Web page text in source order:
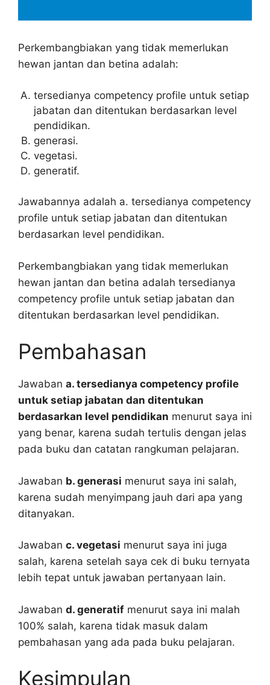
Perkembangbiakan yang tidak memerlukan
hewan jantan dan betina adalah:
tersedianya competency profile untuk setiap
jabatan dan ditentukan berdasarkan level
pendidikan.
generasi.
vegetasi.
generatif.
Jawabannya adalah a. tersedianya competency
profile untuk setiap jabatan dan ditentukan
berdasarkan level pendidikan.
Perkembangbiakan yang tidak memerlukan
hewan jantan dan betina adalah tersedianya
competency profile untuk setiap jabatan dan
ditentukan berdasarkan level pendidikan.
Pembahasan
Jawaban a. tersedianya competency profile
untuk setiap jabatan dan ditentukan
berdasarkan level pendidikan menurut saya ini
yang benar, karena sudah tertulis dengan jelas
pada buku dan catatan rangkuman pelajaran.
Jawaban b. generasi menurut saya ini salah,
karena sudah menyimpang jauh dari apa yang
ditanyakan.
Jawaban c. vegetasi menurut saya ini juga
salah, karena setelah saya cek di buku ternyata
lebih tepat untuk jawaban pertanyaan lain.
Jawaban d. generatif menurut saya ini malah
100% salah, karena tidak masuk dalam
pembahasan yang ada pada buku pelajaran.
Kesimpulan